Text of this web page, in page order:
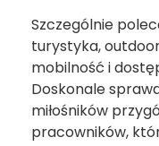
Szczególnie
turystyka,
mobilność i
Doskonale
miłośników
pracowników,